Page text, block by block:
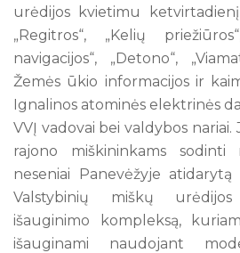
urėdijos kvietimu
„Regitros“, „Kelių
navigacijos“, „Detono“,
Žemės ūkio informacijos ir
Ignalinos atominės elektrinės
VVĮ vadovai bei valdybos nariai.
rajono miškininkams
neseniai Panevėžyje atidarytą
Valstybinių miškų
išauginimo kompleksą,
išauginami naudojant